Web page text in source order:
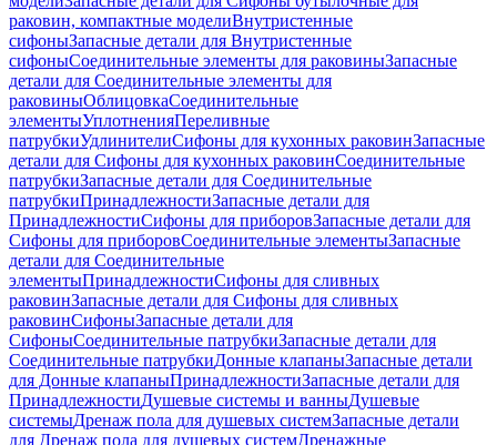
раковин, компактные моделиВнутристенные
сифоныЗапасные детали для Внутристенные
сифоныСоединительные элементы для раковиныЗапасные
детали для Соединительные элементы для
раковиныОблицовкаСоединительные
элементыУплотненияПереливные
патрубкиУдлинителиСифоны для кухонных раковинЗапасные
детали для Сифоны для кухонных раковинСоединительные
патрубкиЗапасные детали для Соединительные
патрубкиПринадлежностиЗапасные детали для
ПринадлежностиСифоны для приборовЗапасные детали для
Сифоны для приборовСоединительные элементыЗапасные
детали для Соединительные
элементыПринадлежностиСифоны для сливных
раковинЗапасные детали для Сифоны для сливных
раковинСифоныЗапасные детали для
СифоныСоединительные патрубкиЗапасные детали для
Соединительные патрубкиДонные клапаныЗапасные детали
для Донные клапаныПринадлежностиЗапасные детали для
ПринадлежностиДушевые системы и ванныДушевые
системыДренаж пола для душевых системЗапасные детали
для Дренаж пола для душевых системДренажные